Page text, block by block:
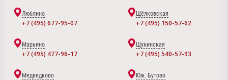
Люблино
+7 (495) 677-95-07
Щёлковская
+7 (495) 150-57-62
Марьино
+7 (495) 477-96-17
Щукинская
+7 (495) 540-57-93
Медведково Юж. Бутово